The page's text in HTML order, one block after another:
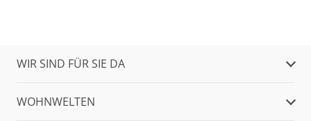
WIR SIND FÜR SIE DA
WOHNWELTEN